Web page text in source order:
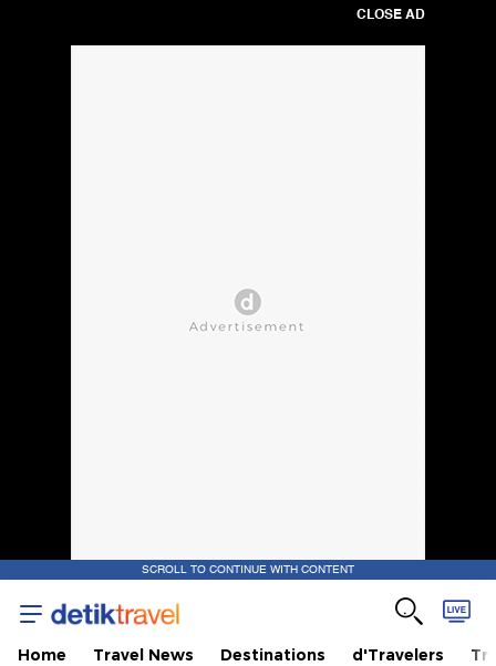
CLOSE AD
SCROLL TO CONTINUE WITH CONTENT
Home Travel News Destinations d'Travelers